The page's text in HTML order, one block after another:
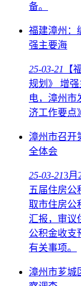
备。
福建漳州：
强主要海
25-03-21
【
规划》 增
电，漳州市
济工作要点》
漳州市召开
全体会
25-03-213月
五届住房公
取市住房公
汇报，审议
公积金收支
有关事项。
漳州市芗城